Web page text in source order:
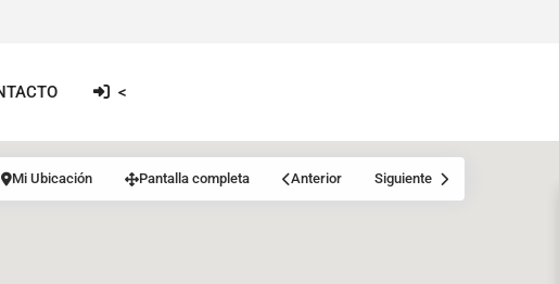
<
Mi Ubicación Pantalla completa Anterior Siguiente